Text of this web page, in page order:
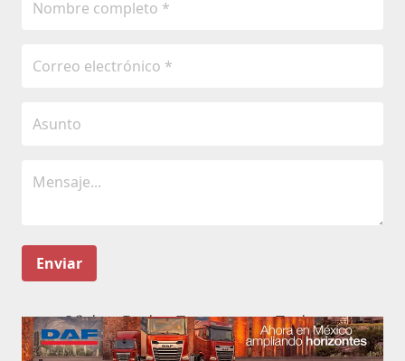
Enviar
Oficinas Revista Transportes y Turismo
Emiliano Zapata No.13 oficinas 9 y 10. 5to piso. San